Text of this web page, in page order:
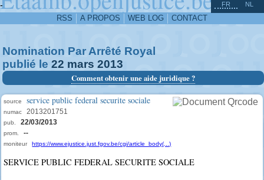
-
RSS A PROPOS WEB LOG CONTACT
FR NL
Nomination Par Arrêté Royal
publié le 22 mars 2013
Comment obtenir une aide juridique ?
source service public federal securite sociale
numac 2013201751
pub. 22/03/2013
prom. --
moniteur https://www.ejustice.just.fgov.be/cgi/article_body(...)
SERVICE PUBLIC FEDERAL SECURITE SOCIALE
^